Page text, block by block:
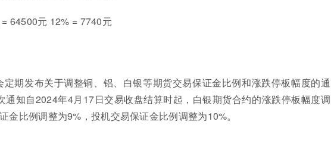
64500元 12% = 7740元
定期发布关于调整铜、铝、白银等期货交易保证金比例和涨跌停板幅度的通
通知自2024年4月17日交易收盘结算时起，白银期货合约的涨跌停板幅度调
金比例调整为9%，投机交易保证金比例调整为10%。